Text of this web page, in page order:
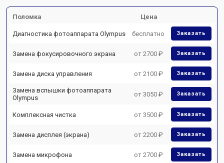
Поломка Цена
Диагностика фотоаппарата Olympus бесплатно Заказать
Замена фокусировочного экрана от 2700 ₽ Заказать
Замена диска управления от 2100 ₽ Заказать
Замена вспышки фотоаппарата
Olympus
от 3050 ₽ Заказать
Комплексная чистка от 3500 ₽ Заказать
Замена дисплея (экрана) от 2200 ₽ Заказать
Замена микрофона от 2700 ₽ Заказать